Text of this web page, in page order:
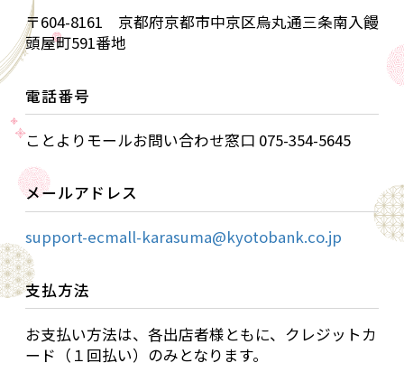
〒604-8161 京都府京都市中京区烏丸通三条南入饅
頭屋町591番地
電話番号
ことよりモールお問い合わせ窓口 075-354-5645
メールアドレス
support-ecmall-karasuma@kyotobank.co.jp
支払方法
お支払い方法は、各出店者様ともに、クレジットカ
ード（１回払い）のみとなります。